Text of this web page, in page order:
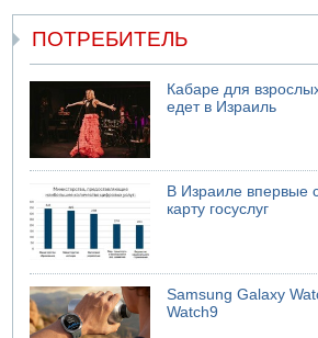
ПОТРЕБИТЕЛЬ
Кабаре для
едет в Израиль
В Израиле впервые
карту госуслуг
Samsung Galaxy
Watch9